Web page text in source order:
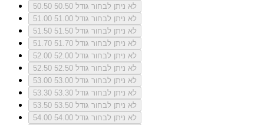
50.50
לא ניתן לבחור גודל 50.50
51.00
לא ניתן לבחור גודל 51.00
51.50
לא ניתן לבחור גודל 51.50
51.70
לא ניתן לבחור גודל 51.70
52.00
לא ניתן לבחור גודל 52.00
52.50
לא ניתן לבחור גודל 52.50
53.00
לא ניתן לבחור גודל 53.00
53.30
לא ניתן לבחור גודל 53.30
53.50
לא ניתן לבחור גודל 53.50
54.00
לא ניתן לבחור גודל 54.00